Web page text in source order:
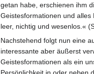
getan habe, erschienen ihm
Geistesformationen und
leer, nichtig und wesenlos.«
Nachstehend folgt nun eine
interessante aber äußerst
Geistesformationen als ein
Persönlichkeit in oder neben